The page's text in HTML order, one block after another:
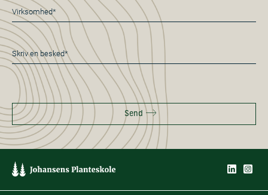
Virksomhed
*
Besked
*
Send